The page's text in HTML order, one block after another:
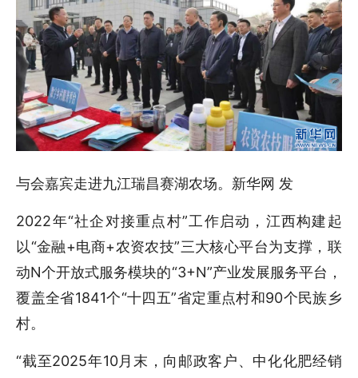
与会嘉宾走进九江瑞昌赛湖农场。新华网 发
2022年“社企对接重点村”工作启动，江西构建起
以“金融+电商+农资农技”三大核心平台为支撑，联
动N个开放式服务模块的“3+N”产业发展服务平台，
覆盖全省1841个“十四五”省定重点村和90个民族乡
村。
“截至2025年10月末，向邮政客户、中化化肥经销